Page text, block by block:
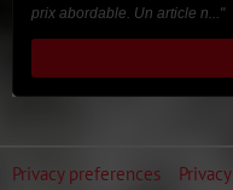
prix abordable. Un article n..."
Privacy preferences